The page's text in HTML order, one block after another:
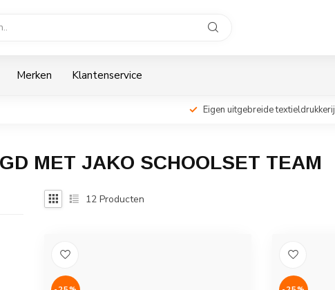
Merken Klantenservice
Eigen uitgebreide textieldrukkerij
MET JAKO SCHOOLSET TEAM
12 Producten